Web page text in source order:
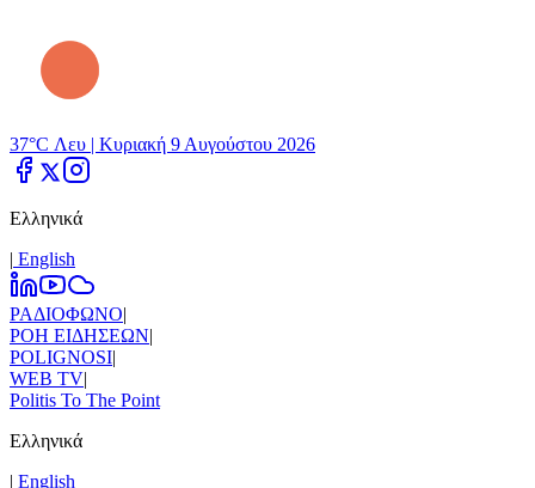
37°C Λευ | Κυριακή 9 Αυγούστου 2026
Ελληνικά
| Εnglish
ΡΑΔΙΟΦΩΝΟ|
ΡΟΗ ΕΙΔΗΣΕΩΝ|
POLIGNOSI|
WEB TV|
Politis To The Point
Ελληνικά
| Εnglish